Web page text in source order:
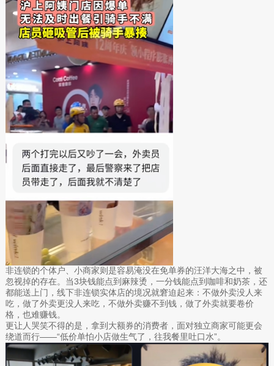
非连锁的个体户、小商家则是容易淹没在免单券的汪洋大海之中，被
忽视掉的存在。当3块钱能点到麻辣烫，一分钱能点到咖啡和奶茶，还
都能送上门，线下非连锁实体店的境况就窘迫起来：不做外卖没人来
吃，做了外卖更没人来吃，不做外卖赚不到钱，做了外卖就要卷价
格，也难赚钱。
更让人哭笑不得的是，拿到大额券的消费者，面对独立商家可能更会
绕道而行——“低价单怕小店做生气了，往我餐里吐口水”。